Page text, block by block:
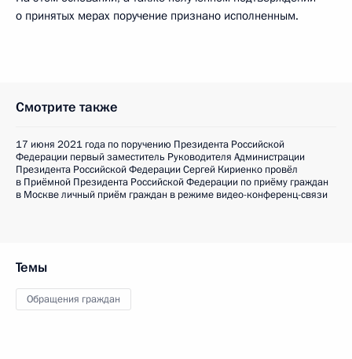
о принятых мерах поручение признано исполненным.
Смотрите также
17 июня 2021 года по поручению Президента Российской
Федерации первый заместитель Руководителя Администрации
Президента Российской Федерации Сергей Кириенко провёл
в Приёмной Президента Российской Федерации по приёму граждан
в Москве личный приём граждан в режиме видео-конференц-связи
Темы
Обращения граждан